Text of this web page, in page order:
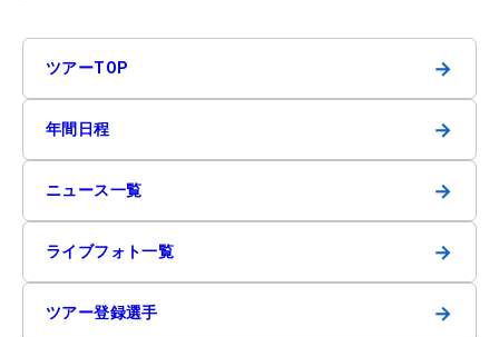
ツアーTOP →
年間日程 →
ニュース一覧 →
ライブフォト一覧 →
ツアー登録選手 →